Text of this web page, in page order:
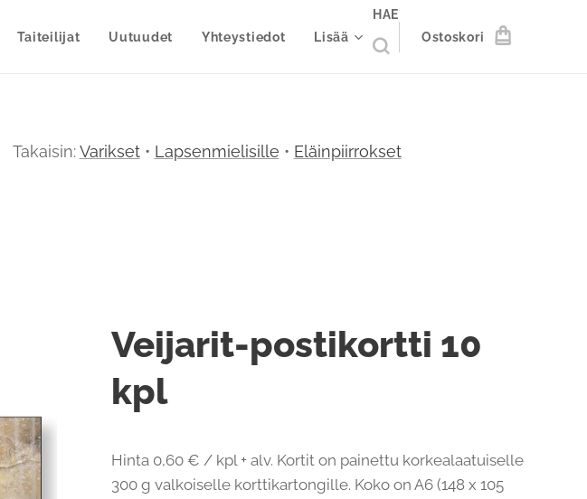
Taiteilijat Uutuudet Yhteystiedot Lisää
HAE
Ostoskori
Takaisin:Varikset• Lapsenmielisille • Eläinpiirrokset
Veijarit-postikortti 10
kpl
Hinta 0,60 € / kpl + alv. Kortit on painettu korkealaatuiselle
300 g valkoiselle korttikartongille. Koko on A6 (148 x 105